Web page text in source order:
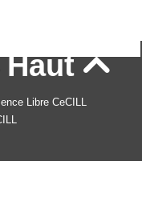

Libre CeCILL